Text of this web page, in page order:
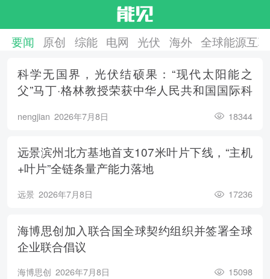
要闻 原创 综能 电网 光伏 海外 全球能源互
科学无国界，光伏结硕果：“现代太阳能之
父”马丁·格林教授荣获中华人民共和国国际科
nengjian 2026年7月8日 18344
远景滨州北方基地首支107米叶片下线，“主机
+叶片”全链条量产能力落地
远景 2026年7月8日 17236
海博思创加入联合国全球契约组织并签署全球
企业联合倡议
海博思创 2026年7月8日 15098